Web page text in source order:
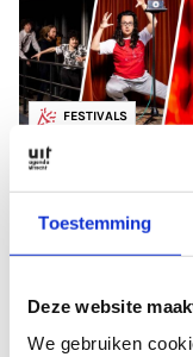
Toestemming
Deze website
We gebruiken
FESTIVALS
Juni 2026
HKU Exposure
De nieuwe